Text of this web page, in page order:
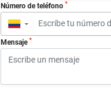
Número de teléfono *
▼
Mensaje *